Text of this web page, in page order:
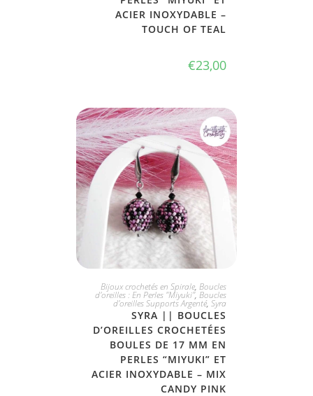
ACIER INOXYDABLE –
TOUCH OF TEAL
€23,00
JE L'ADOPTE
Bijoux crochetés en Spirale, Boucles
d'oreilles : En Perles "Miyuki", Boucles
d'oreilles Supports Argenté, Syra
SYRA || BOUCLES
D’OREILLES CROCHETÉES
BOULES DE 17 MM EN
PERLES “MIYUKI” ET
ACIER INOXYDABLE – MIX
CANDY PINK